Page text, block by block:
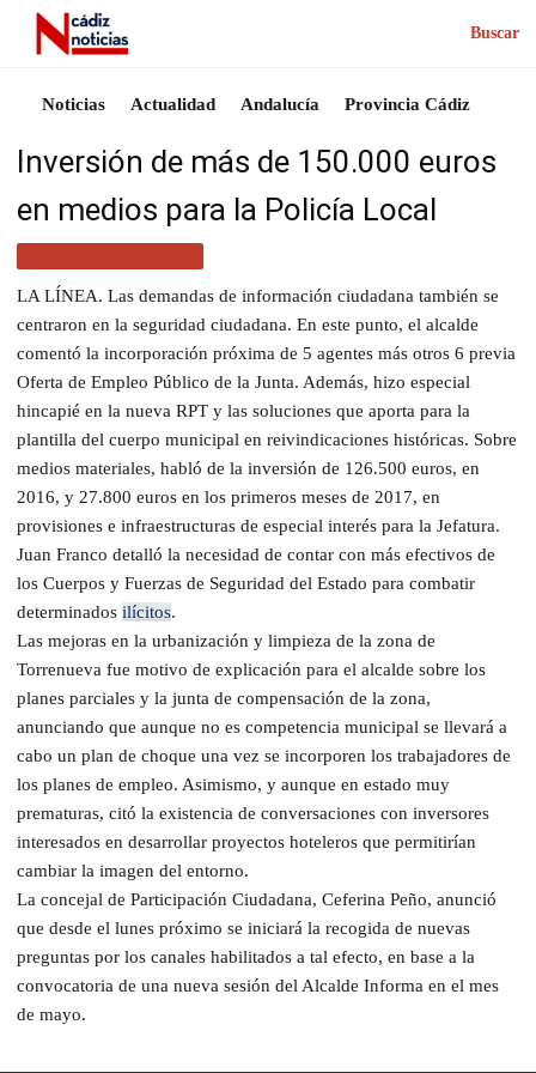
Buscar
Noticias Actualidad Andalucía Provincia Cádiz
Inversión de más de 150.000 euros
en medios para la Policía Local
LA LÍNEA. Las demandas de información ciudadana también se
centraron en la seguridad ciudadana. En este punto, el alcalde
comentó la incorporación próxima de 5 agentes más otros 6 previa
Oferta de Empleo Público de la Junta. Además, hizo especial
hincapié en la nueva RPT y las soluciones que aporta para la
plantilla del cuerpo municipal en reivindicaciones históricas. Sobre
medios materiales, habló de la inversión de 126.500 euros, en
2016, y 27.800 euros en los primeros meses de 2017, en
provisiones e infraestructuras de especial interés para la Jefatura.
Juan Franco detalló la necesidad de contar con más efectivos de
los Cuerpos y Fuerzas de Seguridad del Estado para combatir
determinados ilícitos.
Las mejoras en la urbanización y limpieza de la zona de
Torrenueva fue motivo de explicación para el alcalde sobre los
planes parciales y la junta de compensación de la zona,
anunciando que aunque no es competencia municipal se llevará a
cabo un plan de choque una vez se incorporen los trabajadores de
los planes de empleo. Asimismo, y aunque en estado muy
prematuras, citó la existencia de conversaciones con inversores
interesados en desarrollar proyectos hoteleros que permitirían
cambiar la imagen del entorno.
La concejal de Participación Ciudadana, Ceferina Peño, anunció
que desde el lunes próximo se iniciará la recogida de nuevas
preguntas por los canales habilitados a tal efecto, en base a la
convocatoria de una nueva sesión del Alcalde Informa en el mes
de mayo.